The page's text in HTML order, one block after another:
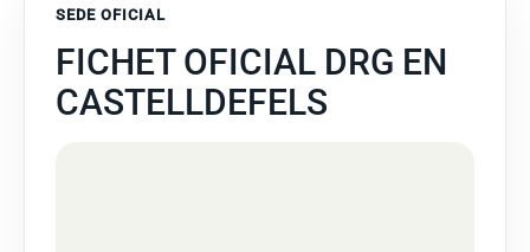
SEDE OFICIAL
FICHET OFICIAL DRG EN
CASTELLDEFELS